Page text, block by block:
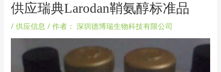
供应瑞典Larodan鞘氨醇标准品
/供应信息 / 作者： 深圳德博瑞生物科技有限公司